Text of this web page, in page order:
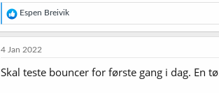
R
e
a
j
o
Espen Breivik
4 Jan 2022
Skal teste bouncer for første gang i dag. En